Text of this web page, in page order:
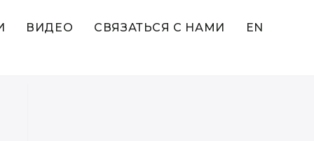
ВИДЕО СВЯЗАТЬСЯ С НАМИ EN